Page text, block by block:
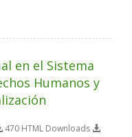
en el Sistema
Humanos y
470 HTML Downloads